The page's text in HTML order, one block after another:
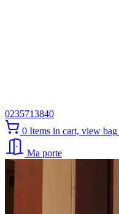
0235713840
0 Items in cart, view bag
Ma porte